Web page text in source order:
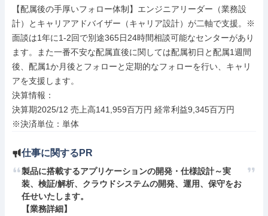
【配属後の手厚いフォロー体制】エンジニアリーダー（業務設
計）とキャリアアドバイザー（キャリア設計）が二軸で支援。※
面談は1年に1-2回で別途365日24時間相談可能なセンターがあり
ます。また一番不安な配属直後に関しては配属初日と配属1週間
後、配属1か月後とフォローと定期的なフォローを行い、キャリ
アを支援します。
決算情報：
決算期2025/12 売上高141,959百万円 経常利益9,345百万円
※決済単位：単体
仕事に関するPR
製品に搭載するアプリケーションの開発・仕様設計～実
装、検証/解析、クラウドシステムの開発、運用、保守をお
任せいたします。
【業務詳細】